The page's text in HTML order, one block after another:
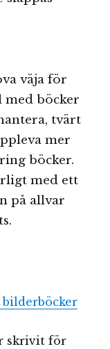
väja för
med böcker
tvärt
mer
böcker.
med ett
på allvar
skrivit för